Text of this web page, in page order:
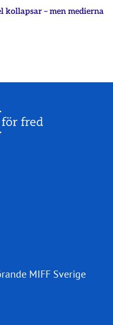
kollapsar – men medierna
MIFF Sverige